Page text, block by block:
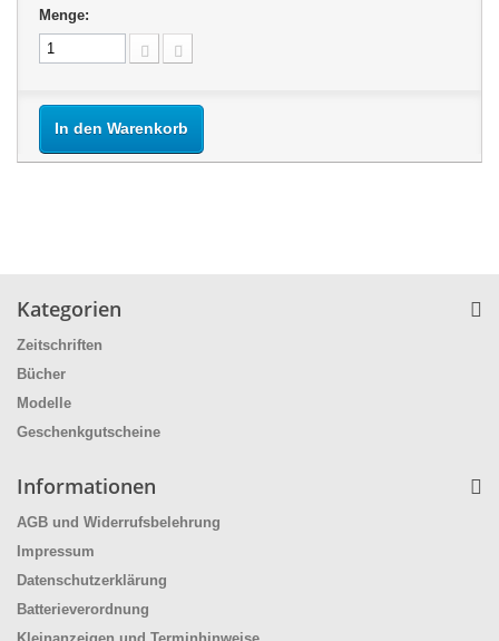
Menge:
In den Warenkorb
Kategorien
Zeitschriften
Bücher
Modelle
Geschenkgutscheine
Informationen
AGB und Widerrufsbelehrung
Impressum
Datenschutzerklärung
Batterieverordnung